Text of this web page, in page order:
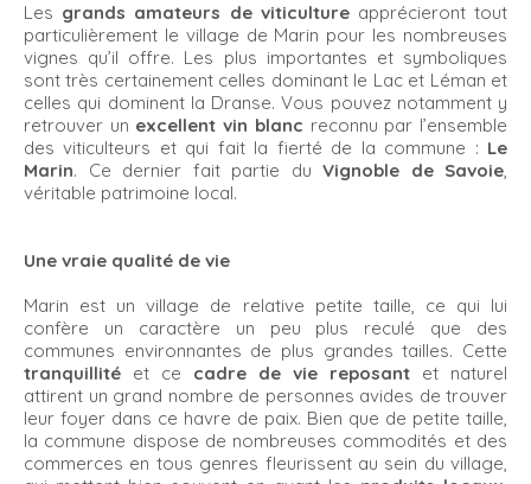
Les grands amateurs de viticultureapprécieront tout
particulièrement le village de Marin pour les nombreuses
vignes qu’il offre. Les plus importantes et symboliques
sont très certainement celles dominant le Lac et Léman et
celles qui dominent la Dranse. Vous pouvez notamment y
retrouver un excellent vin blanc reconnu par l’ensemble
des viticulteurs et qui fait la fierté de la commune : Le
Marin. Ce dernier fait partie du Vignoble de Savoie,
véritable patrimoine local.
Une vraie qualité de vie
Marin est un village de relative petite taille, ce qui lui
confère un caractère un peu plus reculé que des
communes environnantes de plus grandes tailles. Cette
tranquillité et ce cadre de vie reposant et naturel
attirent un grand nombre de personnes avides de trouver
leur foyer dans ce havre de paix. Bien que de petite taille,
la commune dispose de nombreuses commodités et des
commerces en tous genres fleurissent au sein du village,